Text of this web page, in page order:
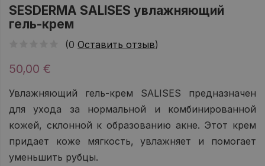
SESDERMA SALISES увлажняющий
гель-крем
(0 Оставить отзыв)
50,00 €
Увлажняющий гель-крем SALISES предназначен
для ухода за нормальной и комбинированной
кожей, склонной к образованию акне. Этот крем
придает коже мягкость, увлажняет и помогает
уменьшить рубцы.